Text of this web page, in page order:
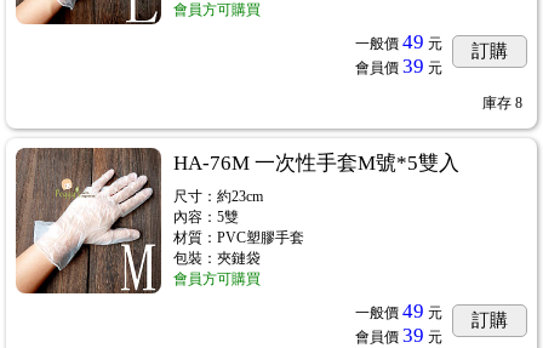
會員方可購買
一般價 49 元
會員價 39 元
訂購
庫存 8
HA-76M 一次性手套M號*5雙入
尺寸：約23cm
內容：5雙
材質：PVC塑膠手套
包裝：夾鏈袋
會員方可購買
一般價 49 元
會員價 39 元
訂購